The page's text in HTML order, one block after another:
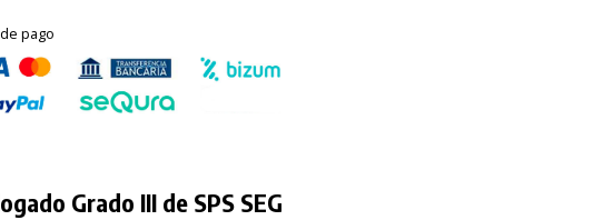
pago
Grado III de SPS SEG